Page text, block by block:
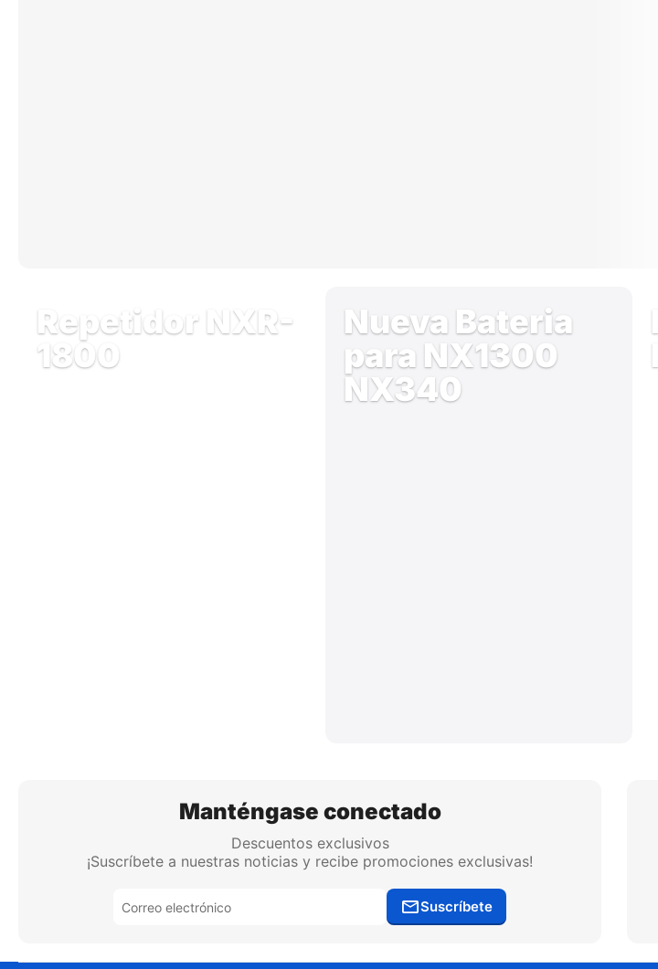
Repetidor NXR-
1800
Nueva Bateria
para NX1300
NX340
Manténgase conectado
Descuentos exclusivos
¡Suscríbete a nuestras noticias y recibe promociones exclusivas!
Suscríbete